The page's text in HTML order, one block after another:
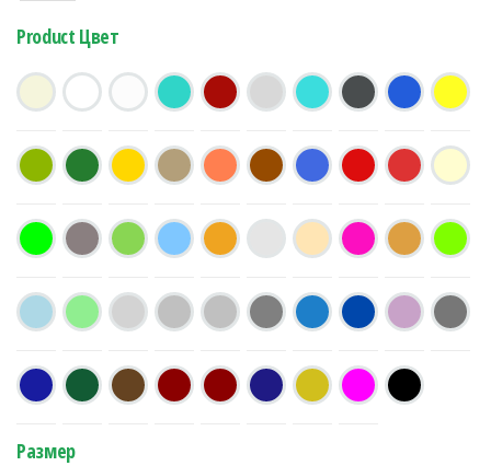
Product Цвет
Размер